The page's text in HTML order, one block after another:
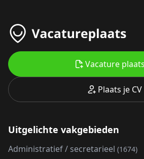
Plaats je CV
Vacature
Uitgelichte vakgebieden
Administratief / secretarieel (1674)